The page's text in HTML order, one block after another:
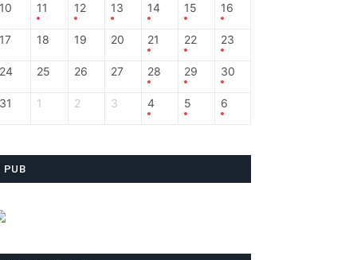
10 11 12 13 14 15 16
17 18 19 20 21 22 23
24 25 26 27 28 29 30
31 1 2 3 4 5 6
PUB